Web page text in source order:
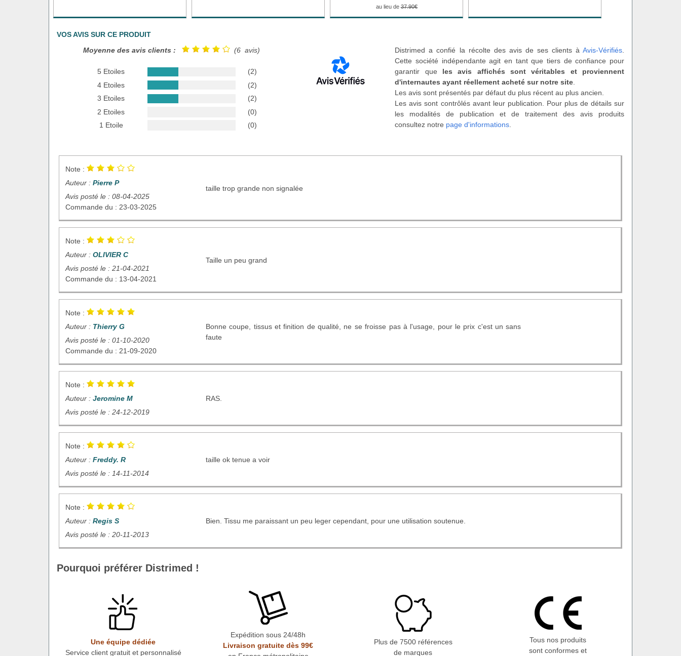
au lieu de37.90€
VOS AVIS SUR CE PRODUIT
Moyenne des avis clients :
(6 avis)
5 Etoiles
(2)
4 Etoiles
(2)
3 Etoiles
(2)
2 Etoiles
(0)
1 Etoile
(0)
Distrimed a confié la récolte des avis de ses clients à Avis-Vérifiés.
Cette société indépendante agit en tant que tiers de confiance pour
garantir que les avis affichés sont véritables et proviennent
d'internautes ayant réellement acheté sur notre site.
Les avis sont présentés par défaut du plus récent au plus ancien.
Les avis sont contrôlés avant leur publication. Pour plus de détails sur
les modalités de publication et de traitement des avis produits
consultez notre page d'informations.
Note :
Auteur : Pierre P
Avis posté le : 08-04-2025
Commande du : 23-03-2025
taille trop grande non signalée
Note :
Auteur : OLIVIER C
Avis posté le : 21-04-2021
Commande du : 13-04-2021
Taille un peu grand
Note :
Auteur : Thierry G
Avis posté le : 01-10-2020
Commande du : 21-09-2020
Bonne coupe, tissus et finition de qualité, ne se froisse pas à l'usage, pour le prix c'est un sans
faute
Note :
Auteur : Jeromine M
Avis posté le : 24-12-2019
RAS.
Note :
Auteur : Freddy. R
Avis posté le : 14-11-2014
taille ok tenue a voir
Note :
Auteur : Regis S
Avis posté le : 20-11-2013
Bien. Tissu me paraissant un peu leger cependant, pour une utilisation soutenue.
Pourquoi préférer Distrimed !
Une équipe dédiée
Service client gratuit et personnalisé
Expédition sous 24/48h
Livraison gratuite dès 99€
Plus de 7500 références
de marques
Tous nos produits
sont conformes et